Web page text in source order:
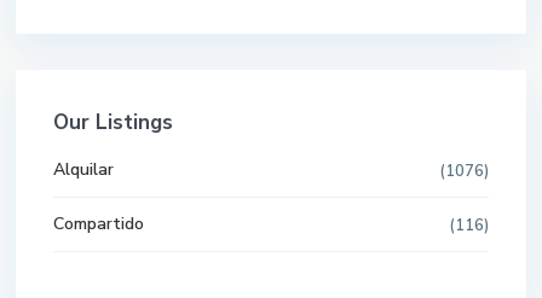
Our Listings
Alquilar (1076)
Compartido (116)